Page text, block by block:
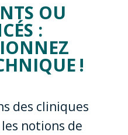
OU
:
!
des cliniques
notions de